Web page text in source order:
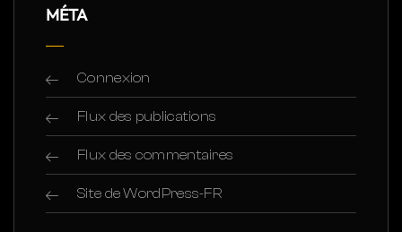
MÉTA
Connexion
Flux des publications
Flux des commentaires
Site de WordPress-FR